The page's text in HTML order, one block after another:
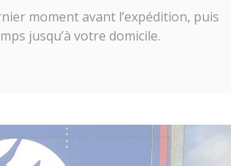
moment avant l’expédition, puis
jusqu’à votre domicile.